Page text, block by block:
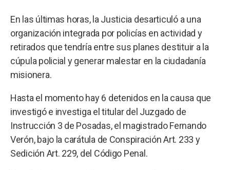
En las últimas horas, la Justicia desarticuló a una
organización integrada por policías en actividad y
retirados que tendría entre sus planes destituir a la
cúpula policial y generar malestar en la ciudadanía
misionera.
Hasta el momento hay 6 detenidos en la causa que
investigó e investiga el titular del Juzgado de
Instrucción 3 de Posadas, el magistrado Fernando
Verón, bajo la carátula de Conspiración Art. 233 y
Sedición Art. 229, del Código Penal.